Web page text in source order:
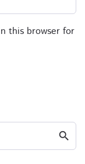
this browser for
search